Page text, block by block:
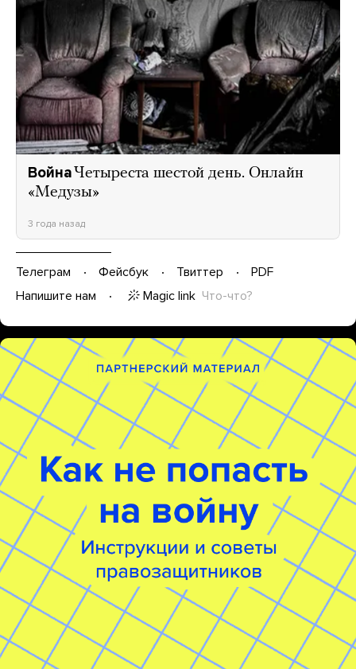
Война Четыреста шестой день. Онлайн
«Медузы»
3 года назад
Телеграм Фейсбук Твиттер
PDF
Напишите нам
Magic link Что-что?